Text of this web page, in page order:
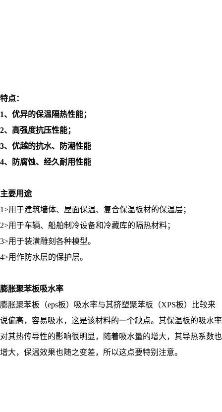
特点：
1、优异的保温隔热性能；
2、高强度抗压性能；
3、优越的抗水、防潮性能
4、防腐蚀、经久耐用性能
主要用途
1>用于建筑墙体、屋面保温、复合保温板材的保温层；
2>用于车辆、船舶制冷设备和冷藏库的隔热材料；
3>用于装潢雕刻各种模型。
4>用作防水层的保护层。
膨胀聚苯板吸水率
膨胀聚苯板（eps板）吸水率与其挤塑聚苯板（XPS板）比较来
说偏高，容易吸水，这是该材料的一个缺点。其保温板的吸水率
对其热传导性的影响很明显，随着吸水量的增大，其导热系数也
增大，保温效果也随之变差，所以这点要特别注意。